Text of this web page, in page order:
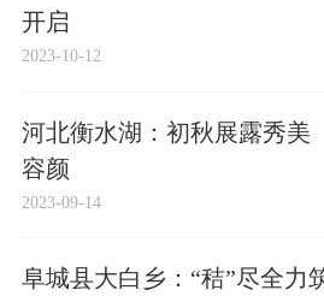
开启
2023-10-12
河北衡水湖：初秋展露秀美
容颜
2023-09-14
阜城县大白乡：“秸”尽全力